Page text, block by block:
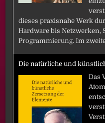
dieses praxisnahe Werk
Hardware bis Netzwerken,
Programmierung. Im
Die natürliche und
Das